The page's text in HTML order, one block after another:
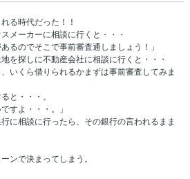
る時代だった！！
メーカーに相談に行くと・・・
るのでそこで事前審査通しましょう！」
を探しに不動産会社に相談に行くと・・・
いくら借りられるかまずは事前審査してみま
と・・・。
すよ・・・。」
に相談に行ったら、その銀行の言われるまま
ンで決まってしまう。